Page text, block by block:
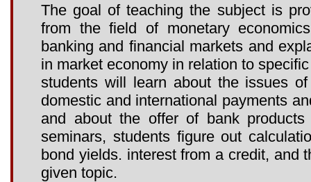
The goal of teaching the subject is
from the field of monetary
banking and financial markets and
in market economy in relation to
students will learn about the issues
domestic and international payments
and about the offer of bank
seminars, students figure out
bond yields. interest from a credit, and
given topic.